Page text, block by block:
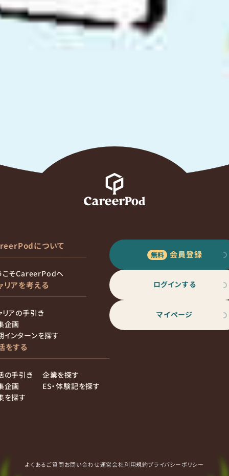
について
こそCareerPodへ
リアを考える
リアの手引き
企画
インターンを探す
をする
の手引き
企画
を探す
企業を探す
ES・体験記を探す
会員登録
ログインする
マイページ
よくあるご質問お問い合わせ運営会社利用規約プライバシーポリシー